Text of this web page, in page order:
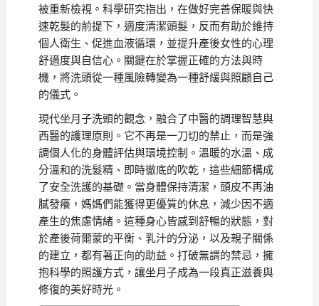
被重新檢視。科學研究指出，在做好完善保暖與快
速乾髮的前提下，適度清潔頭髮，反而有助於維持
個人衛生、促進血液循環，並提升產後女性的心理
舒適度與自信心。關鍵在於掌握正確的方法與時
機，將洗頭從一種風險轉變為一種舒緩與照顧自己
的儀式。
現代坐月子洗頭的觀念，融合了中醫的調理智慧與
西醫的護理原則。它不再是一刀切的禁止，而是強
調個人化的身體評估與環境控制。溫暖的水溫、成
分溫和的洗髮精、即時徹底的吹乾，這些細節構成
了安全洗護的基礎。當身體保持清潔，頭皮不再油
膩發癢，媽媽們能獲得更優質的休息，減少因不適
產生的焦慮情緒。這種身心皆感到舒暢的狀態，對
於產後荷爾蒙的平衡、乳汁的分泌，以及親子關係
的建立，都有著正向的助益。打破無謂的禁忌，擁
抱科學的照護方式，讓坐月子成為一段真正滋養與
修復的美好時光。